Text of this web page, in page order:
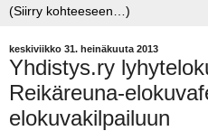
keskiviikko 31. heinäkuuta 2013
Yhdistys.ry
Reikäreuna-
elokuvakilpailuun